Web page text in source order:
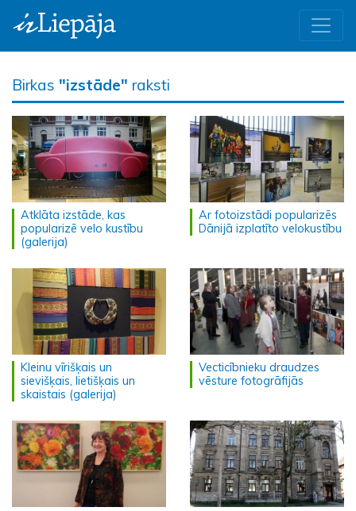
Birkas "izstāde" raksti
Atklāta izstāde, kas
popularizē velo kustību
(galerija)
Ar fotoizstādi popularizēs
Dānijā izplatīto velokustību
Kleinu vīrišķais un
sievišķais, lietišķais un
skaistais (galerija)
Vecticībnieku draudzes
vēsture fotogrāfijās